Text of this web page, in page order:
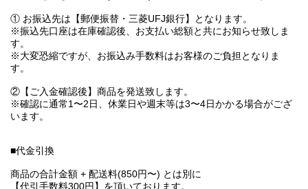
① お振込先は【郵便振替・三菱UFJ銀行】となります。
※振込先口座は在庫確認後、お支払い総額と共にお知らせ致しま
す。
※大変恐縮ですが、お振込み手数料はお客様のご負担となりま
す。
②【ご入金確認後】商品を発送致します。
※確認に通常1〜2日、休業日や週末等は3〜4日かかる場合がござ
います。
■代金引換
商品の合計金額 + 配送料(850円〜) とは別に
【代引手数料300円】を頂いております。